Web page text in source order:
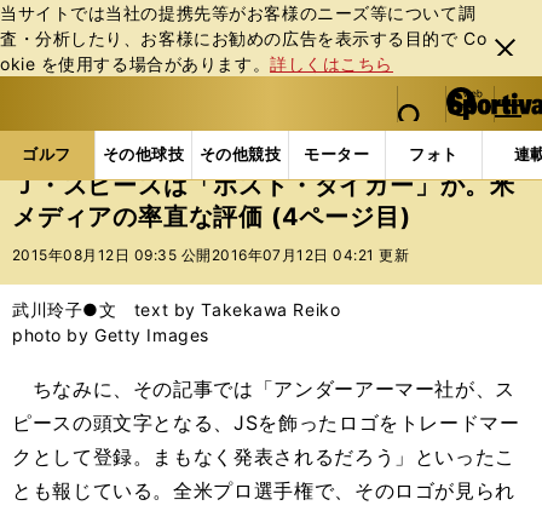
当サイトでは当社の提携先等がお客様のニーズ等について調
査・分析したり、お客様にお勧めの広告を表⽰する⽬的で Co
okie を使⽤する場合があります。詳しくはこちら
閉じ
る
web Sportiva (webスポルティーバ)
検索
マイペ
ー
ジ
メニュ
ゴルフ その他球技 その他競技 モーター フォト 連
ス
ポ
ル
バ
ゴルフの記事一覧 ゴルフ 男子ゴルフ Ｊ・スピ
Ｊ・スピースは「ポスト・タイガー」か。米
メディアの率直な評価 (4ページ目)
2015年08月12日 09:35 公開 2016年07月12日 04:21 更新
武川玲子●文 text by Takekawa Reiko
photo by Getty Images
ちなみに、その記事では「アンダーアーマー社が、ス
ピースの頭文字となる、JSを飾ったロゴをトレードマー
クとして登録。まもなく発表されるだろう」といったこ
とも報じている。全米プロ選手権で、そのロゴが見られ